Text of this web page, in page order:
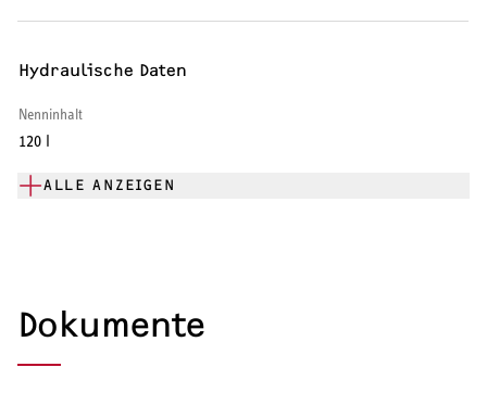
Hydraulische Daten
Nenninhalt
120 l
ALLE ANZEIGEN
Dokumente